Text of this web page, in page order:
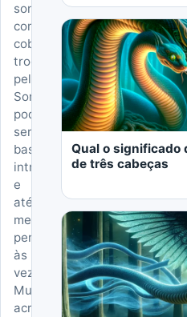
sonhar
com
cobra
trocando
pele?
Sonhos
podem
ser
bastante
intrigantes
e
até
mesmo
perturbadores
às
vezes.
Muitos
acreditam
LER MAIS
Qual o significado
de três cabeças
LER MAIS